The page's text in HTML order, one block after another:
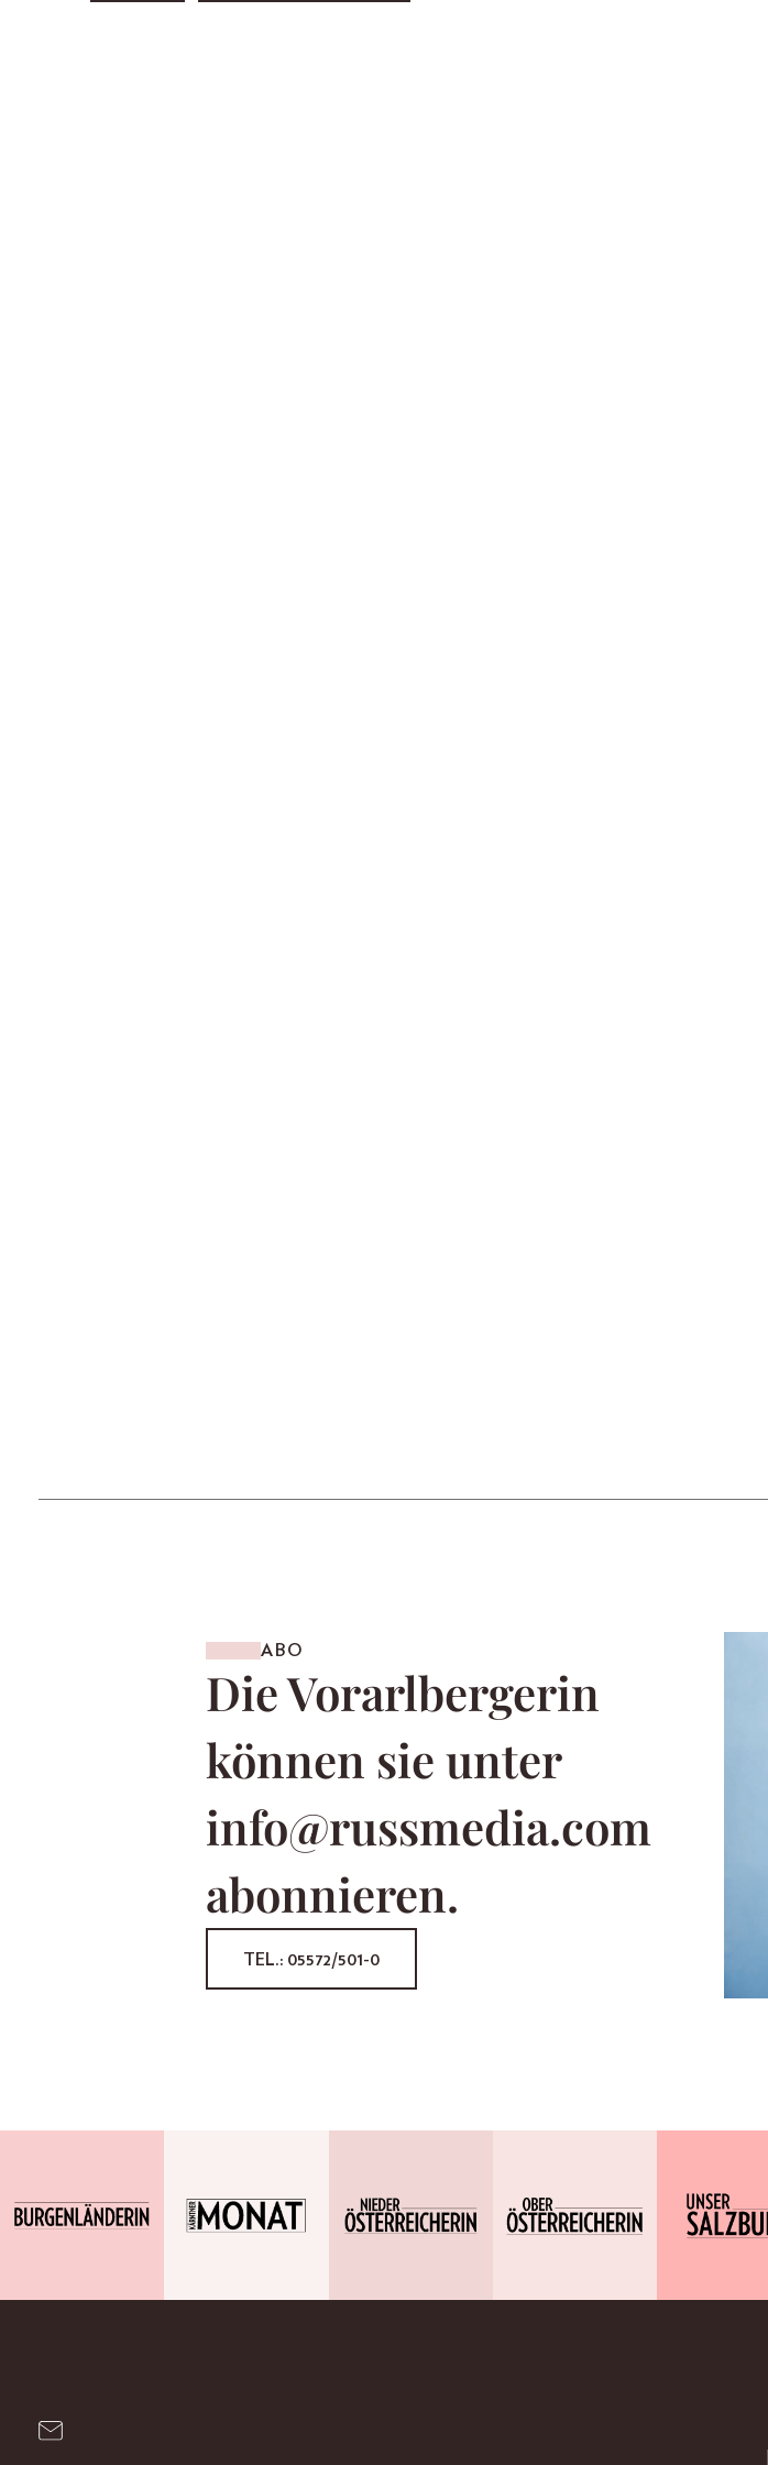
ABO
Die Vorarlbergerin
können sie unter
info@russmedia.com
abonnieren.
TEL.: 05572/501-0